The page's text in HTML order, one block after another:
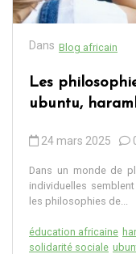
Dans Blog africain
Les
ubuntu,
24 mars 2025
Dans un monde de
individuelles
les philosophies de...
éducation africaine
solidarité sociale